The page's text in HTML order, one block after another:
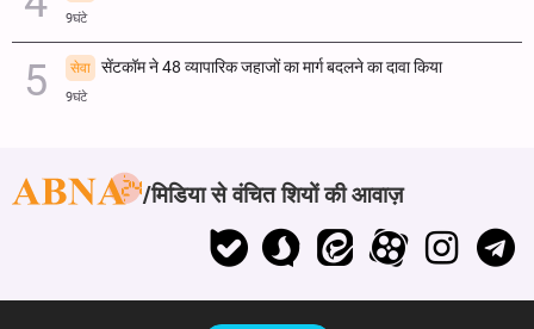
9घंटे
सेवा सेंटकॉम ने 48 व्यापारिक जहाजों का मार्ग बदलने का दावा किया
9घंटे
मिडिया से वंचित शियों की आवाज़